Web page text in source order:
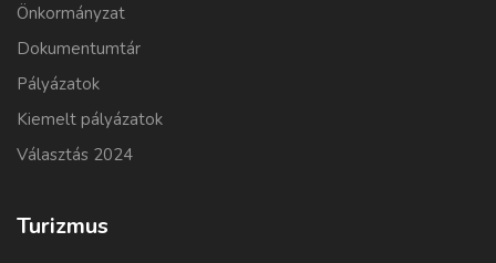
Önkormányzat
Dokumentumtár
Pályázatok
Kiemelt pályázatok
Választás 2024
Turizmus